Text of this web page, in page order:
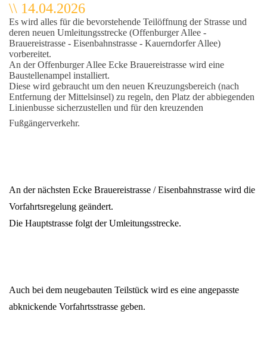
\\ 14.04.2026
Es wird alles für die bevorstehende Teilöffnung der Strasse und
deren neuen Umleitungsstrecke (Offenburger Allee -
Brauereistrasse - Eisenbahnstrasse - Kauerndorfer Allee)
vorbereitet.
An der Offenburger Allee Ecke Brauereistrasse wird eine
Baustellenampel installiert.
Diese wird gebraucht um den neuen Kreuzungsbereich (nach
Entfernung der Mittelsinsel) zu regeln, den Platz der abbiegenden
Linienbusse sicherzustellen und für den kreuzenden
Fußgängerverkehr.
An der nächsten Ecke Brauereistrasse / Eisenbahnstrasse wird die
Vorfahrtsregelung geändert.
Die Hauptstrasse folgt der Umleitungsstrecke.
Auch bei dem neugebauten Teilstück wird es eine angepasste
abknickende Vorfahrtsstrasse geben.